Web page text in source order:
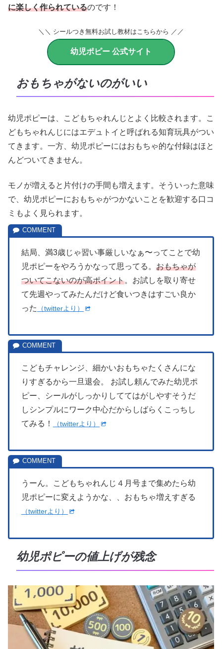
に楽しく作られているのです！
＼＼ シールつき無料お試し教材はこちらから ／／
幼児ポピー 公式サイト
おもちゃがないのがいい
幼児ポピーは、こどもちゃれんじとよく比較されます。こ
どもちゃれんじにはエデュトイと呼ばれる知育玩具がつい
てきます。一方、幼児ポピーにはおもちゃ的な付録はほと
んどついてきません。
モノが増えると片付けの手間も増えます。そういった意味
で、幼児ポピーにおもちゃがつかないことを歓迎する口コ
ミもよく見られます。
結局、満3歳じゃ習い事厳しいなぁ〜ってことで幼
児ポピーをやろうかなって思ってる。 おもちゃが
ついてこないのが高ポイント。お試しを取り寄せ
て先週やってみたんだけど食いつきはすごい良か
った
（twitterより）
こどもチャレンジ、細かいおもちゃたくさんにな
りすぎるから一旦退会。 お試し頼んでみた幼児ポ
ピー、シールがしっかりしててはがしやすそうだ
しシンプルにワーク中心だからしばらくこっちし
てみる！
（twitterより）
うーん。こどもちゃれんじ４月号まで集めたら幼
児ポピーに変えようかな、、おもちゃ増えすぎる
（twitterより）
幼児ポピーの値上げが残念